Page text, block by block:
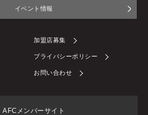
イベント情報
加盟店募集
プライバシーポリシー
お問い合わせ
AFCメンバーサイト